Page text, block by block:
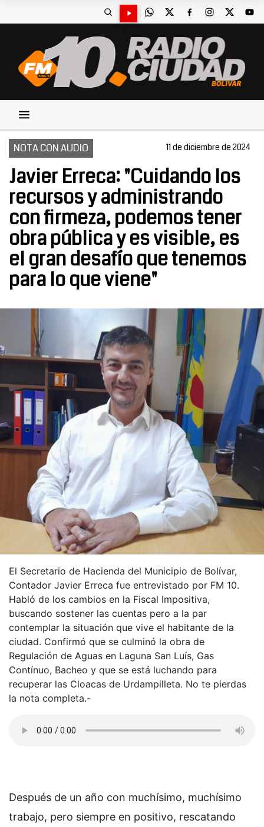
NOTA CON AUDIO 11 de diciembre de 2024
Javier Erreca: "Cuidando los
recursos y administrando
con firmeza, podemos tener
obra pública y es visible, es
el gran desafío que tenemos
para lo que viene"
El Secretario de Hacienda del Municipio de Bolívar,
Contador Javier Erreca fue entrevistado por FM 10.
Habló de los cambios en la Fiscal Impositiva,
buscando sostener las cuentas pero a la par
contemplar la situación que vive el habitante de la
ciudad. Confirmó que se culminó la obra de
Regulación de Aguas en Laguna San Luís, Gas
Contínuo, Bacheo y que se está luchando para
recuperar las Cloacas de Urdampilleta. No te pierdas
la nota completa.-
Después de un año con muchísimo, muchísimo
trabajo, pero siempre en positivo, rescatando